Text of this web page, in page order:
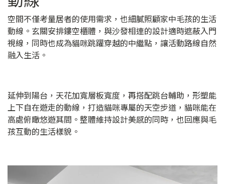
空間不僅考量居者的使用需求，也細膩照顧家中毛孩的生活
動線。玄關安排鏤空櫃體，與沙發相連的設計適時遮蔽入門
視線，同時也成為貓咪跳躍穿越的中繼點，讓活動路線自然
融入生活。
延伸到陽台，天花加寬層板寬度，再搭配跳台輔助，形塑能
上下自在遊走的動線，打造貓咪專屬的天空步道，貓咪能在
高處俯瞰悠遊其間。整體維持設計美感的同時，也回應與毛
孩互動的生活樣貌。